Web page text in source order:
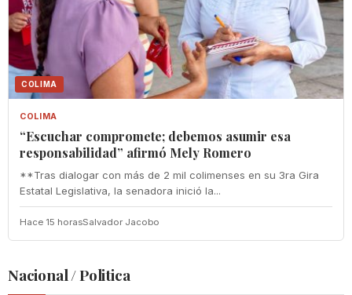
COLIMA
COLIMA
“Escuchar compromete; debemos asumir esa
responsabilidad” afirmó Mely Romero
**Tras dialogar con más de 2 mil colimenses en su 3ra Gira
Estatal Legislativa, la senadora inició la...
Hace 15 horasSalvador Jacobo
Nacional / Politica